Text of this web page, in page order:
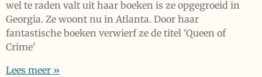
wel te raden valt uit haar boeken is ze opgegroeid in
Georgia. Ze woont nu in Atlanta. Door haar
fantastische boeken verwierf ze de titel 'Queen of
Crime'
Lees meer »